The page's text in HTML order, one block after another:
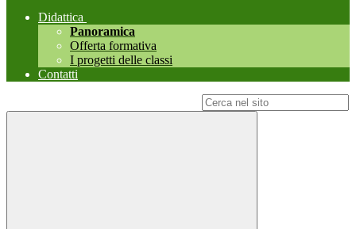
Didattica
Panoramica
Offerta formativa
I progetti delle classi
Contatti